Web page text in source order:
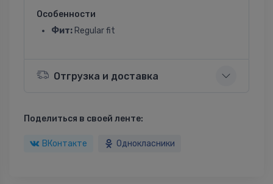
Особенности
Фит: Regular fit
Отгрузка и доставка
Поделиться в своей ленте:
ВКонтакте Однокласники